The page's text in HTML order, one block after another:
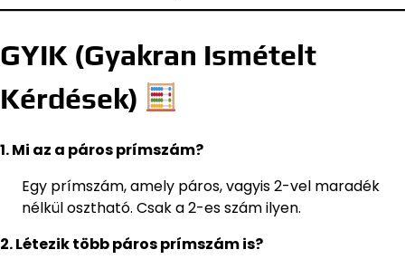
GYIK (Gyakran Ismételt
Kérdések)
1. Mi az a páros prímszám?
Egy prímszám, amely páros, vagyis 2-vel maradék
nélkül osztható. Csak a 2-es szám ilyen.
2. Létezik több páros prímszám is?